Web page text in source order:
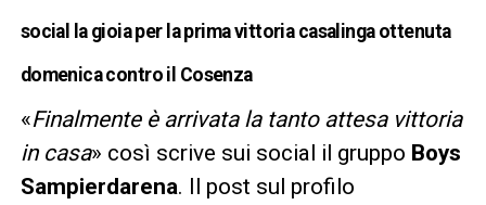
social la gioia per la prima vittoria casalinga ottenuta
domenica contro il Cosenza
«Finalmente è arrivata la tanto attesa vittoria
in casa» così scrive sui social il gruppo Boys
Sampierdarena. Il post sul profilo